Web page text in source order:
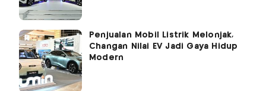
Penjualan Mobil Listrik Melonjak,
Changan Nilai EV Jadi Gaya Hidup
Modern